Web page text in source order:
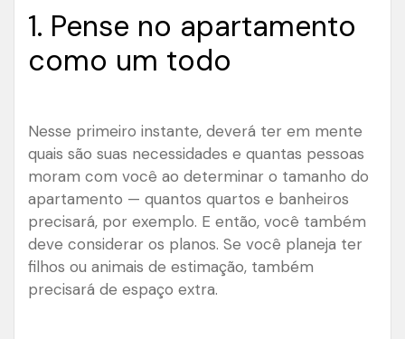
1. Pense no apartamento
como um todo
Nesse primeiro instante, deverá ter em mente
quais são suas necessidades e quantas pessoas
moram com você ao determinar o tamanho do
apartamento — quantos quartos e banheiros
precisará, por exemplo. E então, você também
deve considerar os planos. Se você planeja ter
filhos ou animais de estimação, também
precisará de espaço extra.